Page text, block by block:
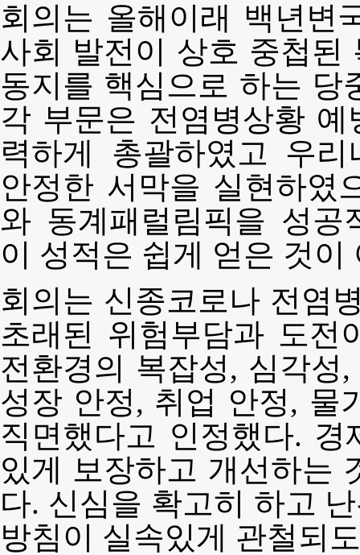
회의는 올해이래 백년변
사회 발전이 상호 중첩된
동지를 핵심으로 하는 당
각 부문은 전염병상황
력하게 총괄하였고 우
안정한 서막을 실현하였
와 동계패럴림픽을 성공
이 성적은 쉽게 얻은 것이
회의는 신종코로나 전염
초래된 위험부담과 도전
전환경의 복잡성, 심각성
성장 안정, 취업 안정, 물
직면했다고 인정했다.
있게 보장하고 개선하는
다. 신심을 확고히 하고
방침이 실속있게 관철되